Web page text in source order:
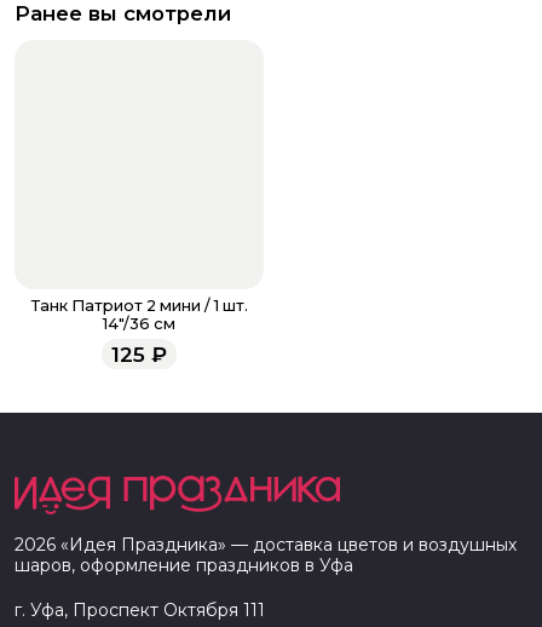
Ранее вы смотрели
Танк Патриот 2 мини / 1 шт.
14"/36 см
125 ₽
2026 «Идея Праздника» — доставка цветов и воздушных
шаров, оформление праздников в Уфа
г. Уфа, Проспект Октября 111